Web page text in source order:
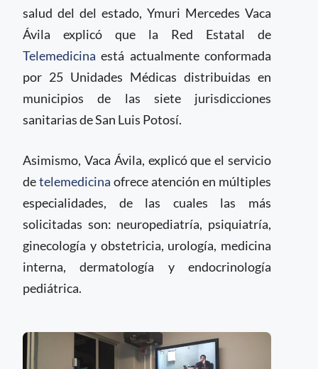
salud del del estado, Ymuri Mercedes Vaca
Ávila explicó que la Red Estatal de
Telemedicina está actualmente conformada
por 25 Unidades Médicas distribuidas en
municipios de las siete jurisdicciones
sanitarias de San Luis Potosí.
Asimismo, Vaca Ávila, explicó que el servicio
detelemedicina ofrece atención en múltiples
especialidades, de las cuales las más
solicitadas son: neuropediatría, psiquiatría,
ginecología y obstetricia, urología, medicina
interna, dermatología y endocrinología
pediátrica.